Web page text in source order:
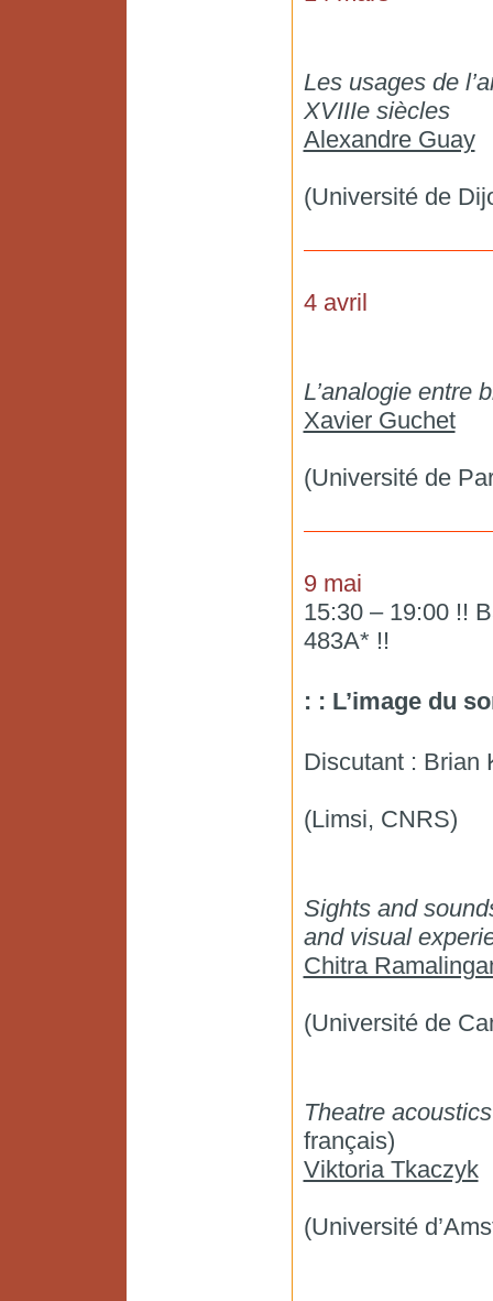
Les usages de
XVIIIe siècles
Alexandre Guay
(Université de
4 avril
L’analogie entre
Xavier Guchet
(Université de
9 mai
15:30 – 19:00 !!
483A* !!
: : L’image du
Discutant : Brian
(Limsi, CNRS)
Sights and
and visual
Chitra
(Université de
Theatre
français)
Viktoria Tkaczyk
(Université